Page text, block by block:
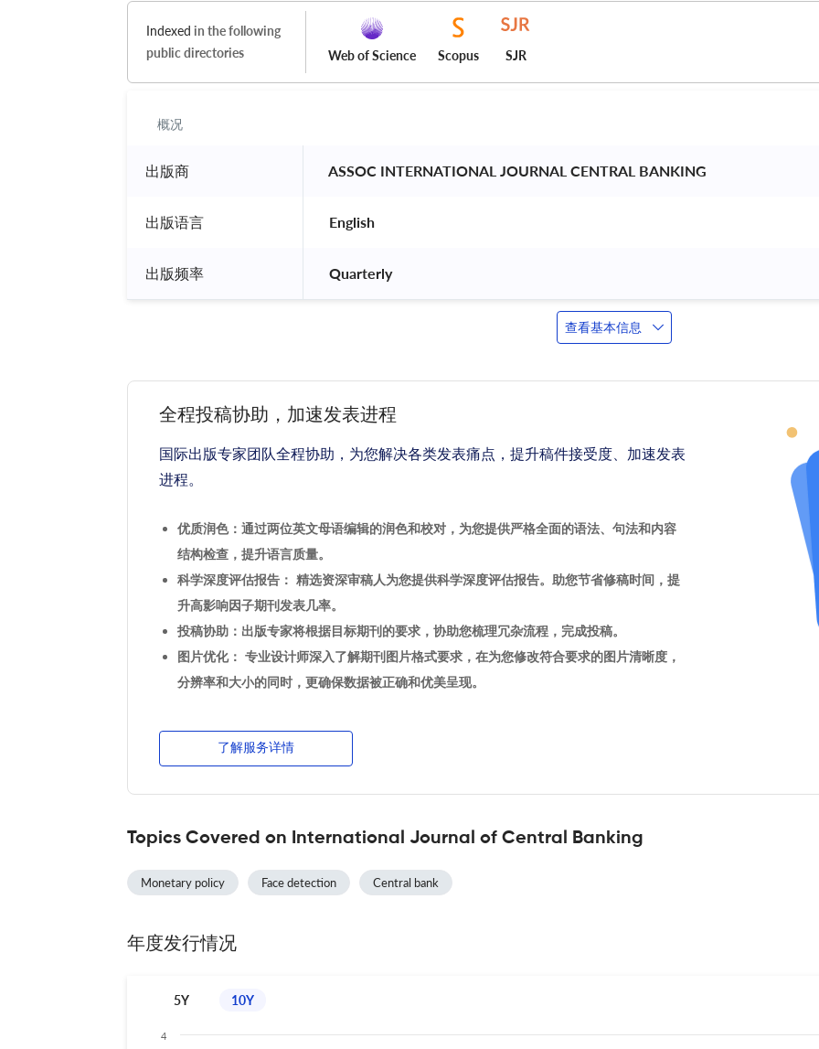
Indexed in the following
public directories
Web of Science Scopus SJR
概况
出版商 ASSOC INTERNATIONAL JOURNAL CENTRAL BANKING
出版语言 English
出版频率 Quarterly
查看基本信息
全程投稿协助，加速发表进程
国际出版专家团队全程协助，为您解决各类发表痛点，提升稿件接受度、加速发表
进程。
优质润色：通过两位英文母语编辑的润色和校对，为您提供严格全面的语法、句法和内容
结构检查，提升语言质量。
科学深度评估报告： 精选资深审稿人为您提供科学深度评估报告。助您节省修稿时间，提
升高影响因子期刊发表几率。
投稿协助：出版专家将根据目标期刊的要求，协助您梳理冗杂流程，完成投稿。
图片优化： 专业设计师深入了解期刊图片格式要求，在为您修改符合要求的图片清晰度，
分辨率和大小的同时，更确保数据被正确和优美呈现。
了解服务详情
Topics Covered on International Journal of Central Banking
Monetary policy Face detection Central bank
年度发行情况
5Y 10Y
4